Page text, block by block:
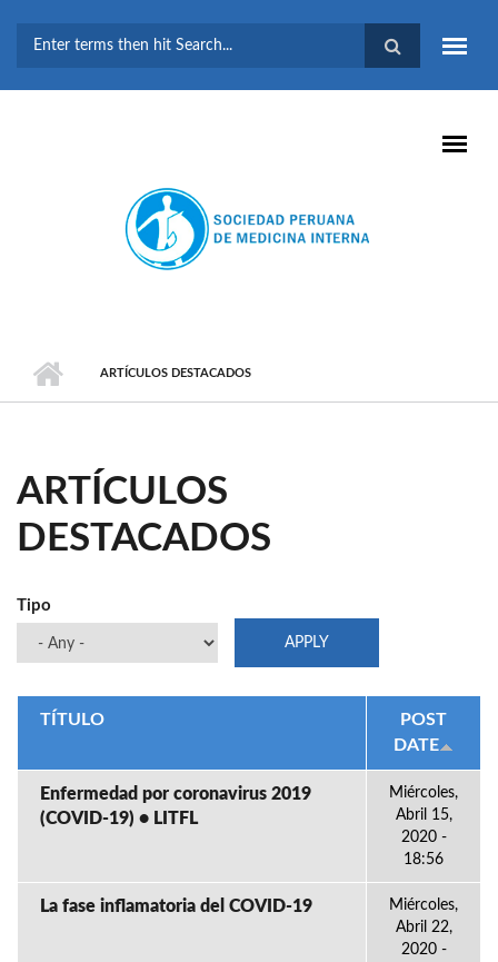
BÚSQUEDA
ARTÍCULOS DESTACADOS
ARTÍCULOS
DESTACADOS
Tipo
TÍTULO
POST
DATE
Enfermedad por coronavirus 2019
(COVID-19) • LITFL
Miércoles,
Abril 15,
2020 -
18:56
La fase inflamatoria del COVID-19
Miércoles,
Abril 22,
2020 -